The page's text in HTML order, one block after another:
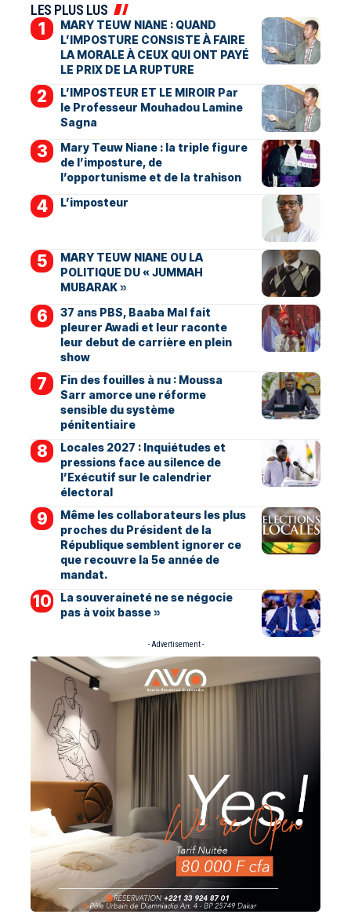
LES PLUS LUS
MARY TEUW NIANE : QUAND
L’IMPOSTURE CONSISTE À FAIRE
LA MORALE À CEUX QUI ONT PAYÉ
LE PRIX DE LA RUPTURE
L’IMPOSTEUR ET LE MIROIR Par
le Professeur Mouhadou Lamine
Sagna
Mary Teuw Niane : la triple figure
de l’imposture, de
l’opportunisme et de la trahison
L’imposteur
MARY TEUW NIANE OU LA
POLITIQUE DU « JUMMAH
MUBARAK »
37 ans PBS, Baaba Mal fait
pleurer Awadi et leur raconte
leur debut de carrière en plein
show
Fin des fouilles à nu : Moussa
Sarr amorce une réforme
sensible du système
pénitentiaire
Locales 2027 : Inquiétudes et
pressions face au silence de
l’Exécutif sur le calendrier
électoral
Même les collaborateurs les plus
proches du Président de la
République semblent ignorer ce
que recouvre la 5e année de
mandat.
La souveraineté ne se négocie
pas à voix basse »
- Advertisement -